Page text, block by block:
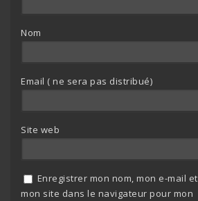
Nom
Email ( ne sera pas distribué)
Site web
Enregistrer mon nom, mon e-mail et
mon site dans le navigateur pour mon